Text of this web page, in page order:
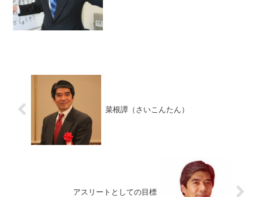
菜根譚（さいこんたん）
アスリートとしての目標